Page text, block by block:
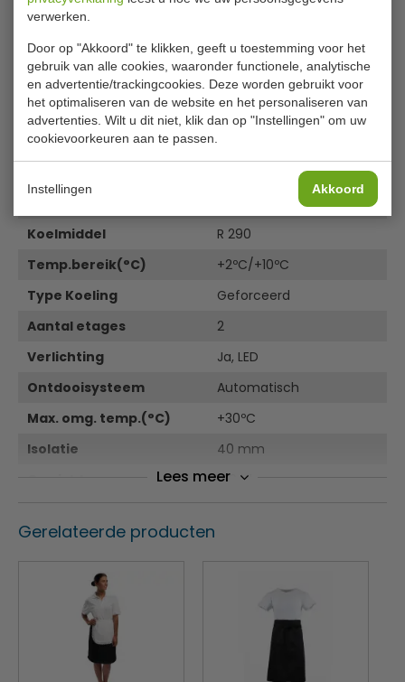
verwerken.
Door op "Akkoord" te klikken, geeft u toestemming voor het
gebruik van alle cookies, waaronder functionele, analytische
en advertentie/trackingcookies. Deze worden gebruikt voor
het optimaliseren van de website en het personaliseren van
advertenties. Wilt u dit niet, klik dan op "Instellingen" om uw
cookievoorkeuren aan te passen.
Instellingen Akkoord
5450-5455-5460-5465-5470
Specificaties
Artikelnummer
7489.5450
B x D x H
Koelmiddel
R 290
Temp.bereik(°C)
+2ºC/+10ºC
Type Koeling
Geforceerd
Aantal etages
2
Verlichting
Ja, LED
Ontdooisysteem
Automatisch
Max. omg. temp.(°C)
+30ºC
Isolatie
40 mm
100 kilo
Lees meer
Gerelateerde producten